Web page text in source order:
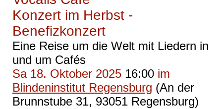
Konzert im Herbst -
Benefizkonzert
Eine Reise um die Welt mit Liedern in
und um Cafés
Sa 18. Oktober 2025 16:00 im
Blindeninstitut Regensburg (An der
Brunnstube 31, 93051 Regensburg)